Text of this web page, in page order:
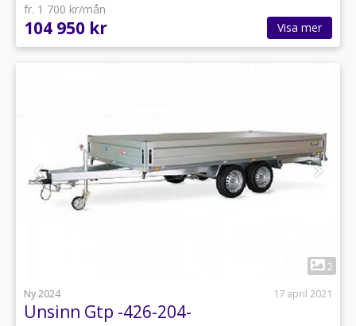
fr. 1 700 kr/mån
104 950 kr Visa mer
2
Ny 2024
17 april 2021
Unsinn Gtp -426-204-